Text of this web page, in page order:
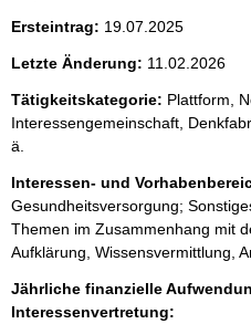
Ersteintrag: 19.07.2025
Letzte Änderung: 11.02.2026
Tätigkeitskategorie: Plattform,
Interessengemeinschaft,
ä.
Interessen- und
Gesundheitsversorgung;
Themen im Zusammenhang mit
Aufklärung, Wissensvermittlung,
Jährliche finanzielle
Interessenvertretung: